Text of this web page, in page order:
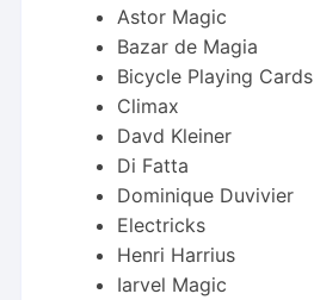
Astor Magic
Bazar de Magia
Bicycle Playing Cards
Climax
Davd Kleiner
Di Fatta
Dominique Duvivier
Electricks
Henri Harrius
Iarvel Magic